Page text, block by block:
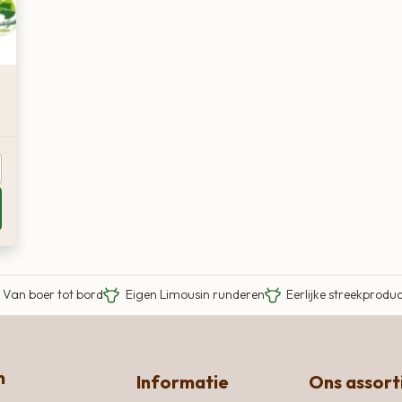
Van boer tot bord Eigen Limousin runderen Eerlijke
Informatie Ons